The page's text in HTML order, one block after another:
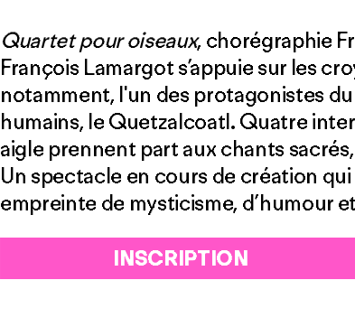
Quartet pour oiseaux, chorégraphie
François Lamargot s’appuie sur les
notamment, l'un des protagonistes
humains, le Quetzalcoatl. Quatre
aigle prennent part aux chants
Un spectacle en cours de création
empreinte de mysticisme, d’humour
INSCRIPTION